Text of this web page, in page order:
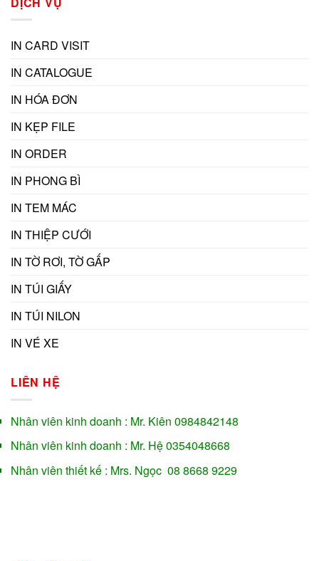
IN CARD VISIT
IN CATALOGUE
IN HÓA ĐƠN
IN KẸP FILE
IN ORDER
IN PHONG BÌ
IN TEM MÁC
IN THIỆP CƯỚI
IN TỜ RƠI, TỜ GẤP
IN TÚI GIẤY
IN TÚI NILON
IN VÉ XE
LIÊN HỆ
Nhân viên kinh doanh : Mr. Kiên 0984842148
Nhân viên kinh doanh : Mr. Hệ 0354048668
Nhân viên thiết kế : Mrs. Ngọc 08 8668 9229